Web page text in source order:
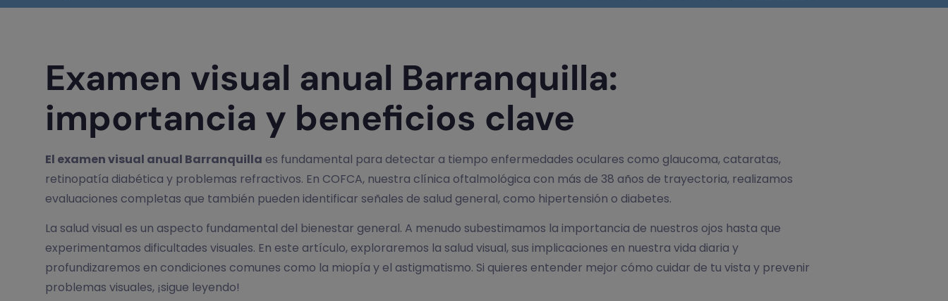
Examen visual anual Barranquilla:
importancia y beneficios clave
El examen visual anual Barranquilla es fundamental para detectar a tiempo enfermedades oculares como glaucoma, cataratas,
retinopatía diabética y problemas refractivos. En COFCA, nuestra clínica oftalmológica con más de 38 años de trayectoria, realizamos
evaluaciones completas que también pueden identificar señales de salud general, como hipertensión o diabetes.
La salud visual es un aspecto fundamental del bienestar general. A menudo subestimamos la importancia de nuestros ojos hasta que
experimentamos dificultades visuales. En este artículo, exploraremos la salud visual, sus implicaciones en nuestra vida diaria y
profundizaremos en condiciones comunes como la miopía y el astigmatismo. Si quieres entender mejor cómo cuidar de tu vista y prevenir
problemas visuales, ¡sigue leyendo!